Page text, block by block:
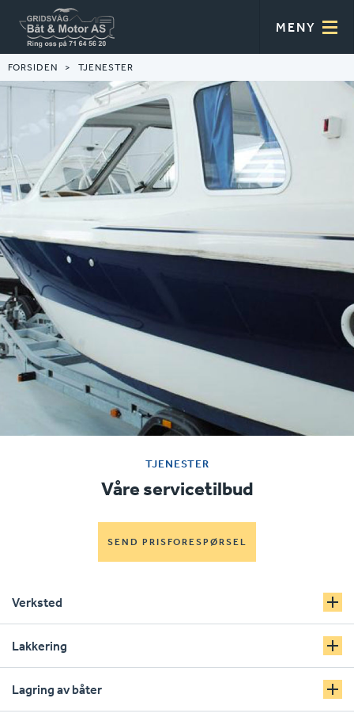
MENY
FORSIDEN TJENESTER
TJENESTER
Våre servicetilbud
SEND PRISFORESPØRSEL
Verksted
Lakkering
Lagring av båter